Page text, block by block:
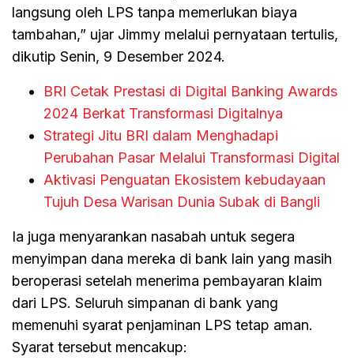
langsung oleh LPS tanpa memerlukan biaya
tambahan,” ujar Jimmy melalui pernyataan tertulis,
dikutip Senin, 9 Desember 2024.
BRI Cetak Prestasi di Digital Banking Awards
2024 Berkat Transformasi Digitalnya
Strategi Jitu BRI dalam Menghadapi
Perubahan Pasar Melalui Transformasi Digital
Aktivasi Penguatan Ekosistem kebudayaan
Tujuh Desa Warisan Dunia Subak di Bangli
Ia juga menyarankan nasabah untuk segera
menyimpan dana mereka di bank lain yang masih
beroperasi setelah menerima pembayaran klaim
dari LPS. Seluruh simpanan di bank yang
memenuhi syarat penjaminan LPS tetap aman.
Syarat tersebut mencakup: